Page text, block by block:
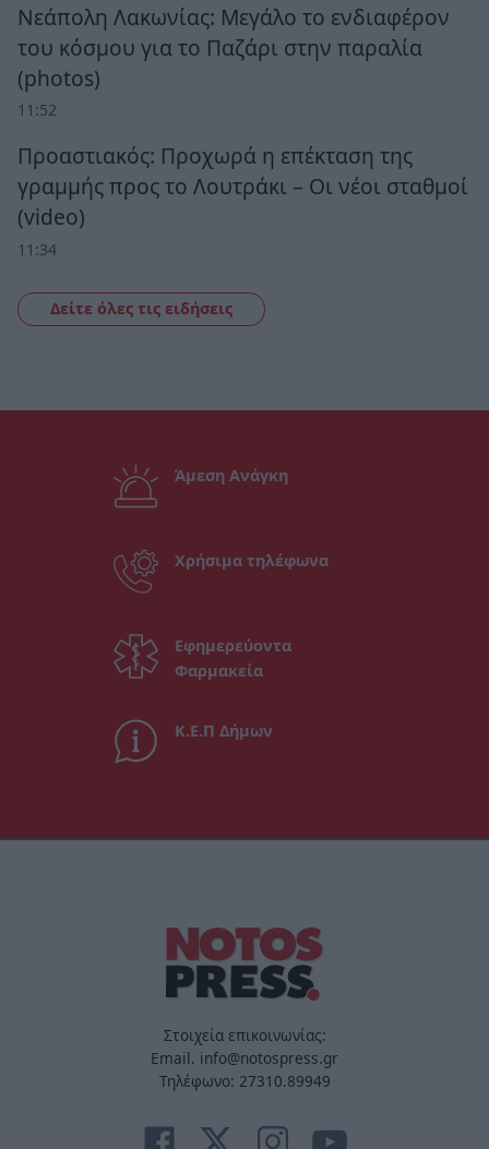
Νεάπολη Λακωνίας: Μεγάλο το ενδιαφέρον
του κόσμου για το Παζάρι στην παραλία
(photos)
11:52
Προαστιακός: Προχωρά η επέκταση της
γραμμής προς το Λουτράκι – Οι νέοι σταθμοί
(video)
11:34
Δείτε όλες τις ειδήσεις
Άμεση Ανάγκη
Χρήσιμα τηλέφωνα
Εφημερεύοντα
Φαρμακεία
Κ.Ε.Π Δήμων
Στοιχεία επικοινωνίας:
Email. info@notospress.gr
Τηλέφωνο: 27310.89949